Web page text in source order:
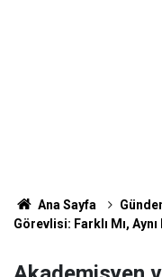
Ana Sayfa
Görevlisi: Farklı Mı, Aynı